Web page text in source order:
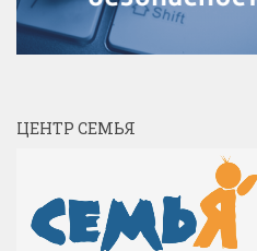
ЦЕНТР СЕМЬЯ